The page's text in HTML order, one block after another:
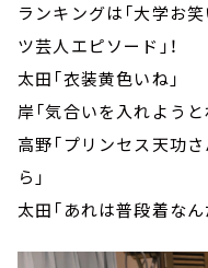
ランキングは「大学お
ツ芸人エピソード」！
太田「衣装黄色いね」
岸「気合いを入れようと
高野「プリンセス天功
ら」
太田「あれは普段着なん